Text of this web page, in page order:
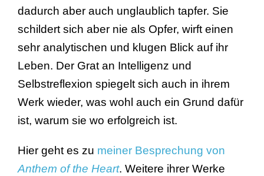
dadurch aber auch unglaublich tapfer. Sie
schildert sich aber nie als Opfer, wirft einen
sehr analytischen und klugen Blick auf ihr
Leben. Der Grat an Intelligenz und
Selbstreflexion spiegelt sich auch in ihrem
Werk wieder, was wohl auch ein Grund dafür
ist, warum sie wo erfolgreich ist.
Hier geht es zu meiner Besprechung von
Anthem of the Heart. Weitere ihrer Werke